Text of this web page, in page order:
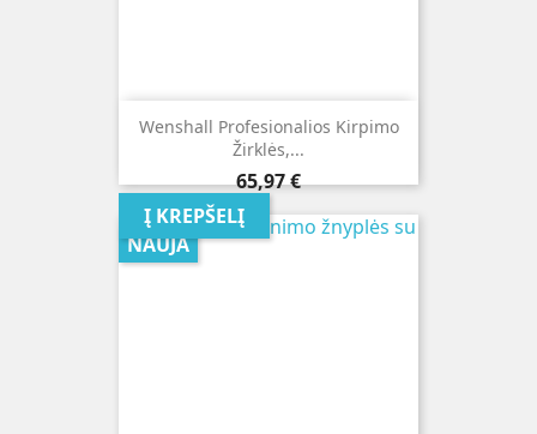
Wenshall Profesionalios Kirpimo
Žirklės,...
Kaina
65,97 €
Į KREPŠELĮ
NAUJA